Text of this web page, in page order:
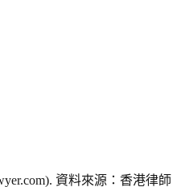
資料來源：香港律師